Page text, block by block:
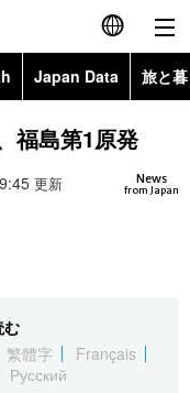
English
简体字
繁體字
العربية
Japan Data 旅と
Topics
Images
お知らせ
福島第1原発
News
from Japan
更新
む
繁體字
Français
Русский